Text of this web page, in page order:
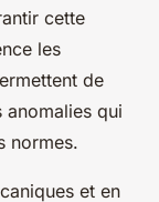
cette
les
de
qui
normes.
et en